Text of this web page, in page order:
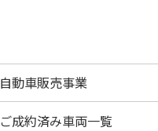
自動車販売事業
ご成約済み車両一覧